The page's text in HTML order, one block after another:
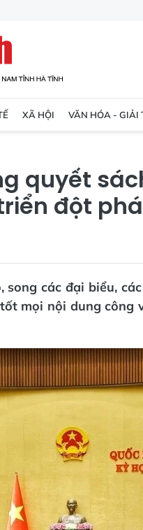
XÃ HỘI VĂN HÓA - GIẢI
quyết
đột phá
các đại biểu,
mọi nội dung công